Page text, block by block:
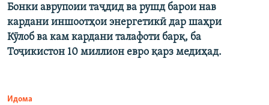
Бонки аврупоии таҷдид ва рушд барои нав
кардани иншоотҳои энергетикӣ дар шаҳри
Кӯлоб ва кам кардани талафоти барқ, ба
Тоҷикистон 10 миллион евро қарз медиҳад.
Идома